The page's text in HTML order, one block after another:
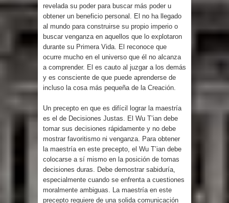
revelada su poder para buscar más poder u
obtener un beneficio personal. El no ha llegado
al mundo para construirse su propio imperio o
buscar venganza en aquellos que lo explotaron
durante su Primera Vida. El reconoce que
ocurre mucho en el universo que él no alcanza
a comprender. El es cauto al juzgar a los demás
y es consciente de que puede aprenderse de
incluso la cosa más pequeña de la Creación.
Un precepto en que es difícil lograr la maestría
es el de Decisiones Justas. El Wu T’ian debe
tomar sus decisiones rápidamente y no debe
mostrar favoritismo ni venganza. Para obtener
la maestría en este precepto, el Wu T’ian debe
colocarse a sí mismo en la posición de tomas
decisiones duras. Debe demostrar sabiduría,
especialmente cuando se enfrenta a cuestiones
moralmente ambiguas. La maestría en este
precepto requiere de una solida comunicación